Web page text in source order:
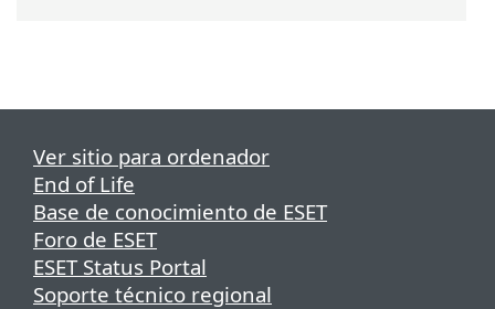
Ver sitio para ordenador
End of Life
Base de conocimiento de ESET
Foro de ESET
ESET Status Portal
Soporte técnico regional